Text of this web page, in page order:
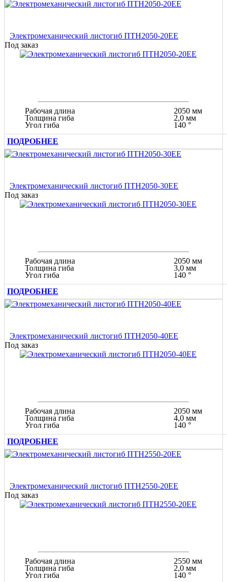
Электромеханический листогиб ПТН2050-20ЕЕ
Под заказ
Рабочая длина
Толщина гиба
Угол гиба
2050 мм
2,0 мм
140 °
ПОДРОБНЕЕ
Электромеханический листогиб ПТН2050-30ЕЕ
Под заказ
Рабочая длина
Толщина гиба
Угол гиба
2050 мм
3,0 мм
140 °
ПОДРОБНЕЕ
Электромеханический листогиб ПТН2050-40ЕЕ
Под заказ
Рабочая длина
Толщина гиба
Угол гиба
2050 мм
4,0 мм
140 °
ПОДРОБНЕЕ
Электромеханический листогиб ПТН2550-20ЕЕ
Под заказ
Рабочая длина
Толщина гиба
Угол гиба
2550 мм
2,0 мм
140 °